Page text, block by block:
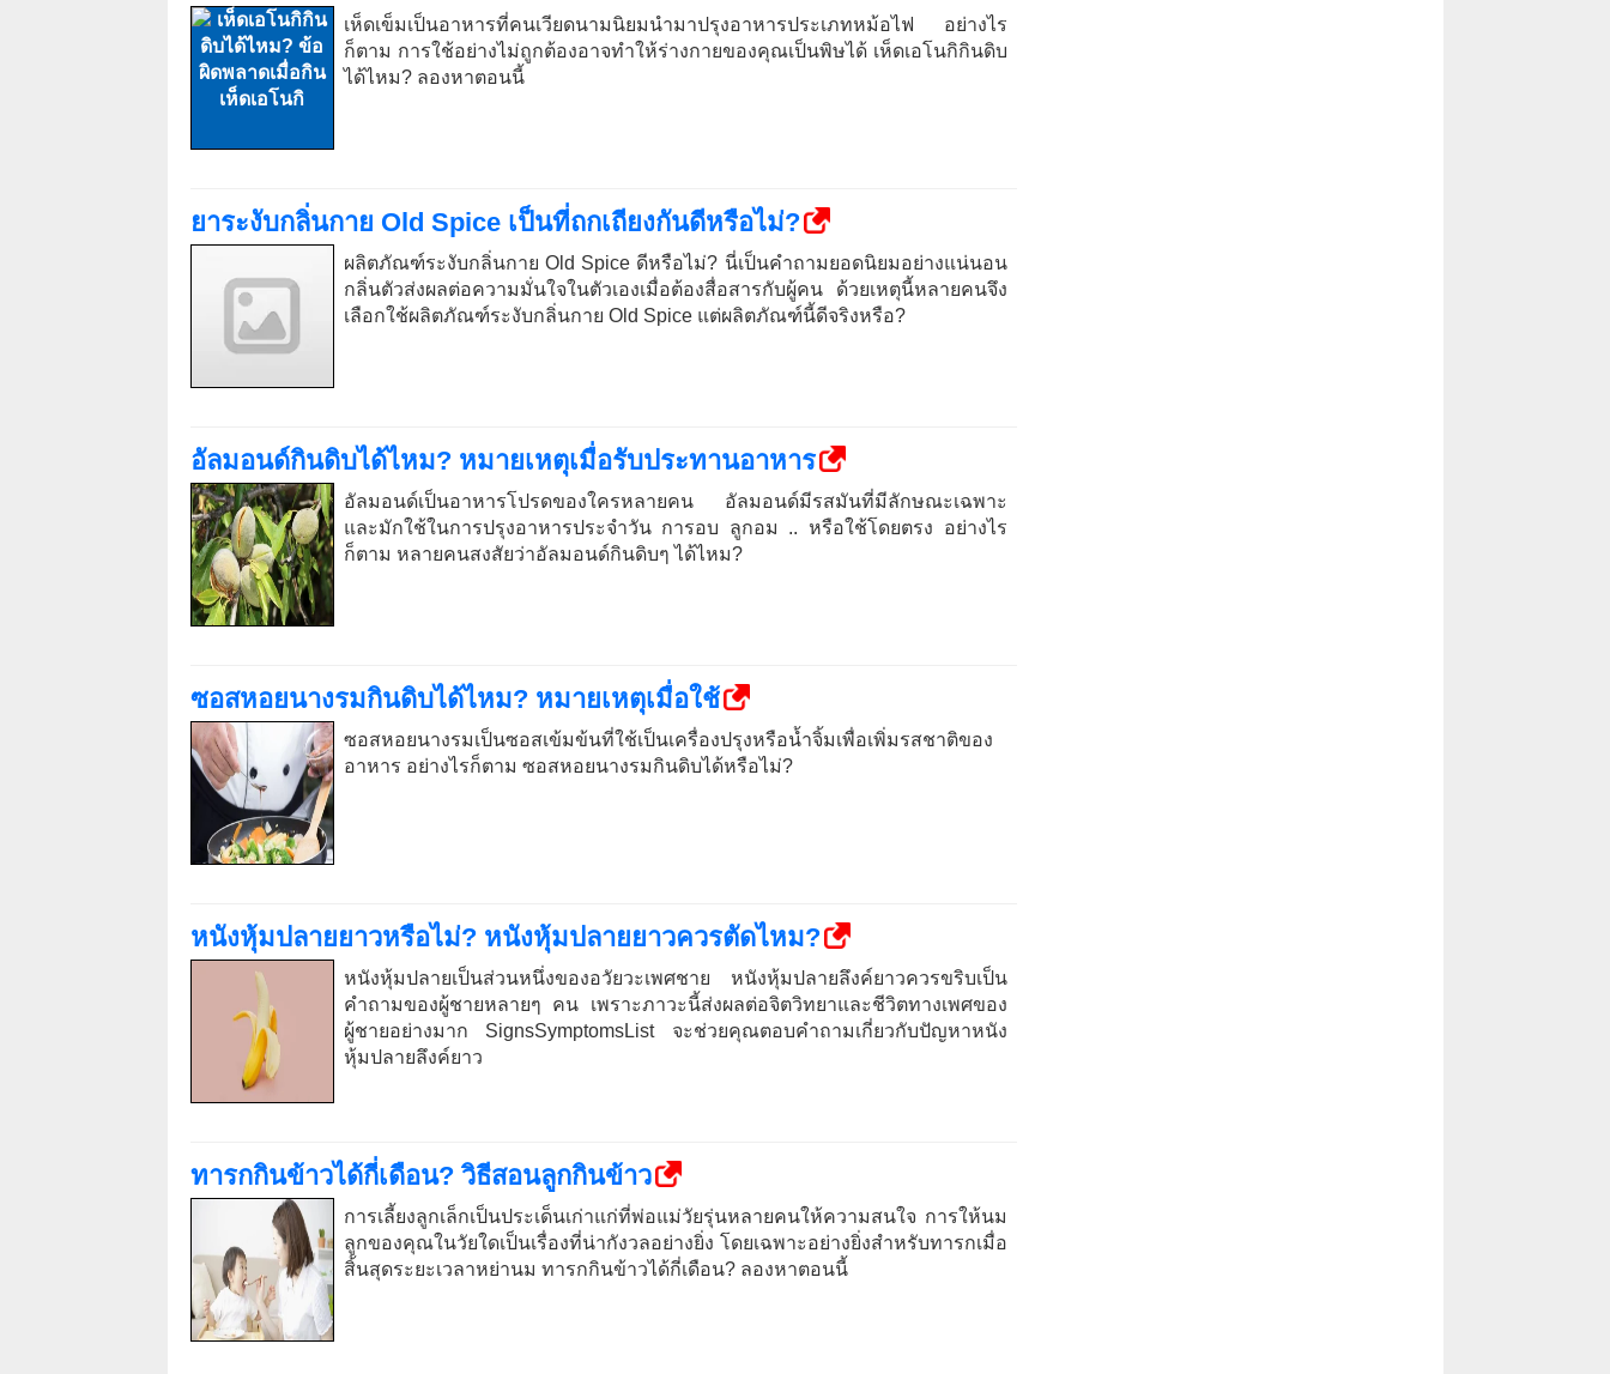
เห็ดเข็มเป็นอาหารที่คนเวียดนามนิยมนำมาปรุงอาหารประเภทหม้อไฟ อย่างไร
ก็ตาม การใช้อย่างไม่ถูกต้องอาจทำให้ร่างกายของคุณเป็นพิษได้ เห็ดเอโนกิกินดิบ
ได้ไหม? ลองหาตอนนี้
ยาระงับกลิ่นกาย Old Spice เป็นที่ถกเถียงกันดีหรือไม่?
ผลิตภัณฑ์ระงับกลิ่นกาย Old Spice ดีหรือไม่? นี่เป็นคำถามยอดนิยมอย่างแน่นอน
กลิ่นตัวส่งผลต่อความมั่นใจในตัวเองเมื่อต้องสื่อสารกับผู้คน ด้วยเหตุนี้หลายคนจึง
เลือกใช้ผลิตภัณฑ์ระงับกลิ่นกาย Old Spice แต่ผลิตภัณฑ์นี้ดีจริงหรือ?
อัลมอนด์กินดิบได้ไหม? หมายเหตุเมื่อรับประทานอาหาร
อัลมอนด์เป็นอาหารโปรดของใครหลายคน อัลมอนด์มีรสมันที่มีลักษณะเฉพาะ
และมักใช้ในการปรุงอาหารประจำวัน การอบ ลูกอม .. หรือใช้โดยตรง อย่างไร
ก็ตาม หลายคนสงสัยว่าอัลมอนด์กินดิบๆ ได้ไหม?
ซอสหอยนางรมกินดิบได้ไหม? หมายเหตุเมื่อใช้
ซอสหอยนางรมเป็นซอสเข้มข้นที่ใช้เป็นเครื่องปรุงหรือน้ำจิ้มเพื่อเพิ่มรสชาติของ
อาหาร อย่างไรก็ตาม ซอสหอยนางรมกินดิบได้หรือไม่?
หนังหุ้มปลายยาวหรือไม่? หนังหุ้มปลายยาวควรตัดไหม?
หนังหุ้มปลายเป็นส่วนหนึ่งของอวัยวะเพศชาย หนังหุ้มปลายลึงค์ยาวควรขริบเป็น
คำถามของผู้ชายหลายๆ คน เพราะภาวะนี้ส่งผลต่อจิตวิทยาและชีวิตทางเพศของ
ผู้ชายอย่างมาก SignsSymptomsList จะช่วยคุณตอบคำถามเกี่ยวกับปัญหาหนัง
หุ้มปลายลึงค์ยาว
ทารกกินข้าวได้กี่เดือน? วิธีสอนลูกกินข้าว
การเลี้ยงลูกเล็กเป็นประเด็นเก่าแก่ที่พ่อแม่วัยรุ่นหลายคนให้ความสนใจ การให้นม
ลูกของคุณในวัยใดเป็นเรื่องที่น่ากังวลอย่างยิ่ง โดยเฉพาะอย่างยิ่งสำหรับทารกเมื่อ
สิ้นสุดระยะเวลาหย่านม ทารกกินข้าวได้กี่เดือน? ลองหาตอนนี้